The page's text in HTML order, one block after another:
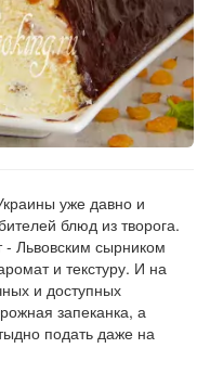
уже давно и
блюд из творога.
- Львовским сырником
и текстуру. И на
и доступных
запеканка, а
подать даже на